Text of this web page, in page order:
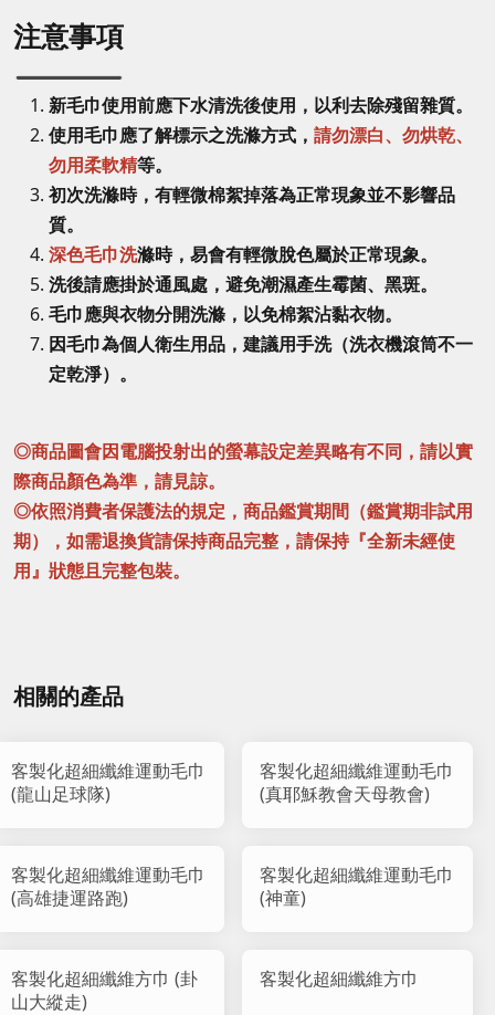
注意事項
新毛巾使用前應下水清洗後使用，以利去除殘留雜質。
使用毛巾應了解標示之洗滌方式， 請勿漂白、勿烘乾、
勿用柔軟精等。
初次洗滌時，有輕微棉絮掉落為正常現象並不影響品
質。
深色毛巾洗滌時，易會有輕微脫色屬於正常現象。
洗後請應掛於通風處，避免潮濕產生霉菌、黑斑。
毛巾應與衣物分開洗滌，以免棉絮沾黏衣物。
因毛巾為個人衛生用品，建議用手洗（洗衣機滾筒不一
定乾淨）。
◎商品圖會因電腦投射出的螢幕設定差異略有不同，請以實
際商品顏色為準，請見諒。
◎依照消費者保護法的規定，商品鑑賞期間（鑑賞期非試用
期），如需退換貨請保持商品完整，請保持『全新未經使
用』狀態且完整包裝。
相關的產品
客製化超細纖維運動毛巾
(龍山足球隊)
客製化超細纖維運動毛巾
(真耶穌教會天母教會)
客製化超細纖維運動毛巾
(高雄捷運路跑)
客製化超細纖維運動毛巾
(神童)
客製化超細纖維方巾 (卦
山大縱走)
客製化超細纖維方巾